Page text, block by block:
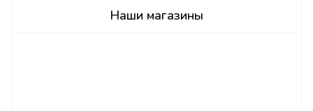
Наши магазины